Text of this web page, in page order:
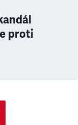
proti